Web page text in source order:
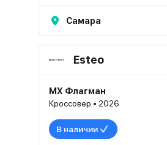
Самара
Esteo
MX Флагман
Кроссовер • 2026
В наличии